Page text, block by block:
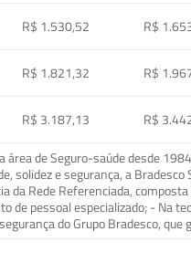
R$ 1.530,52
R$
R$ 1.821,32
R$
R$ 3.187,13
R$
área de Seguro-saúde desde
solidez e segurança, a
da Rede Referenciada,
de pessoal especializado; - Na
do Grupo Bradesco,